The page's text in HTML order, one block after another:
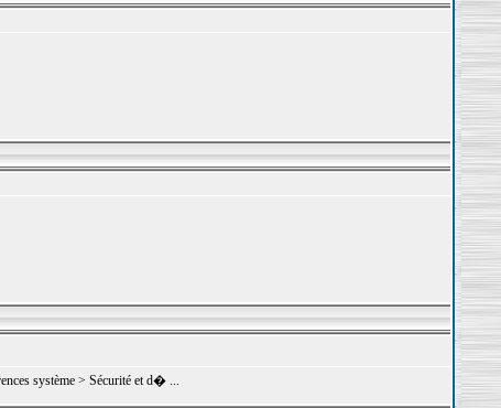
système > Sécurité et d� ...